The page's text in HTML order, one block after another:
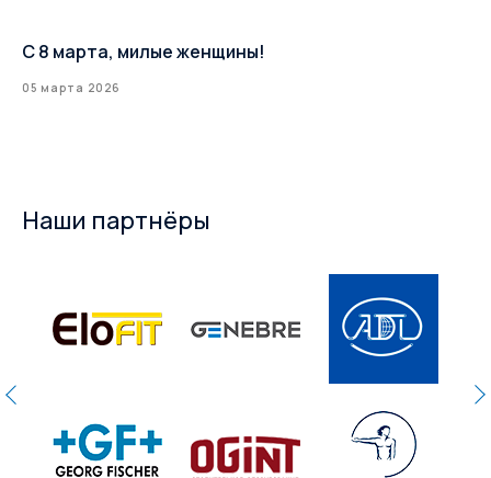
С 8 марта, милые женщины!
05 марта 2026
Наши партнёры